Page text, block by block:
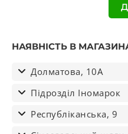
НАЯВНІСТЬ В
Долматова, 10А
Підрозділ Іномарок
Республіканська, 9